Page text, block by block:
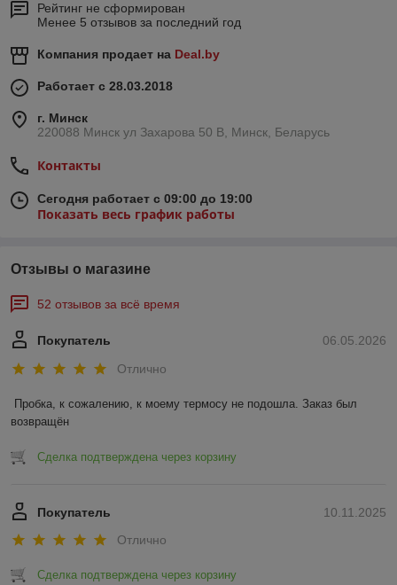
Рейтинг не сформирован
Менее 5 отзывов за последний год
Компания продает на Deal.by
Работает с 28.03.2018
г. Минск
220088 Минск ул Захарова 50 В, Минск, Беларусь
Контакты
Сегодня работает с 09:00 до 19:00
Показать весь график работы
Отзывы о магазине
52 отзывов за всё время
06.05.2026
Покупатель
Отлично
Пробка, к сожалению, к моему термосу не подошла. Заказ был
возвращён
Сделка подтверждена через корзину
10.11.2025
Покупатель
Отлично
Сделка подтверждена через корзину